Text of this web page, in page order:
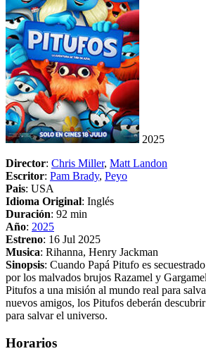
2025
Director: Chris Miller, Matt Landon
Escritor: Pam Brady, Peyo
Pais: USA
Idioma Original: Inglés
Duración: 92 min
Año: 2025
Estreno: 16 Jul 2025
Musica: Rihanna, Henry Jackman
Sinopsis: Cuando Papá Pitufo es
por los malvados brujos Razamel y
Pitufos a una misión al mundo real para
nuevos amigos, los Pitufos deberán
para salvar el universo.
Horarios